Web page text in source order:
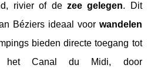
rivier of de zee gelegen. Dit
Béziers ideaal voor wandelen
bieden directe toegang tot
het Canal du Midi, door